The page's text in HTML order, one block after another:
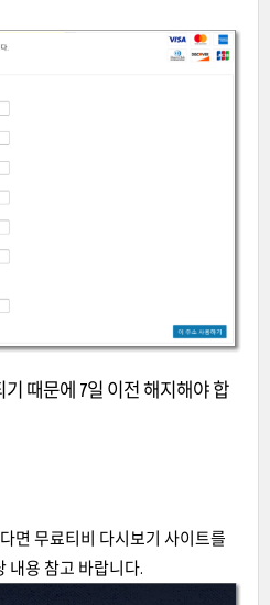
기 때문에 7일 이전 해지해야 합
면 무료티비 다시보기 사이트를
내용 참고 바랍니다.